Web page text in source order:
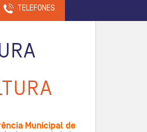
TELEFONES
Municipal de